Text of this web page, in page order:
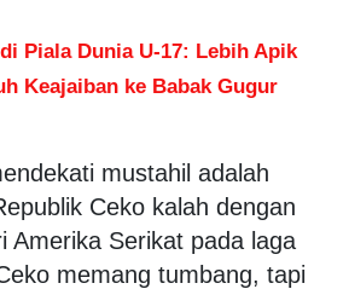
Piala Dunia U-17: Lebih Apik
Keajaiban ke Babak Gugur
mustahil adalah
Ceko kalah dengan
Amerika Serikat pada laga
memang tumbang, tapi